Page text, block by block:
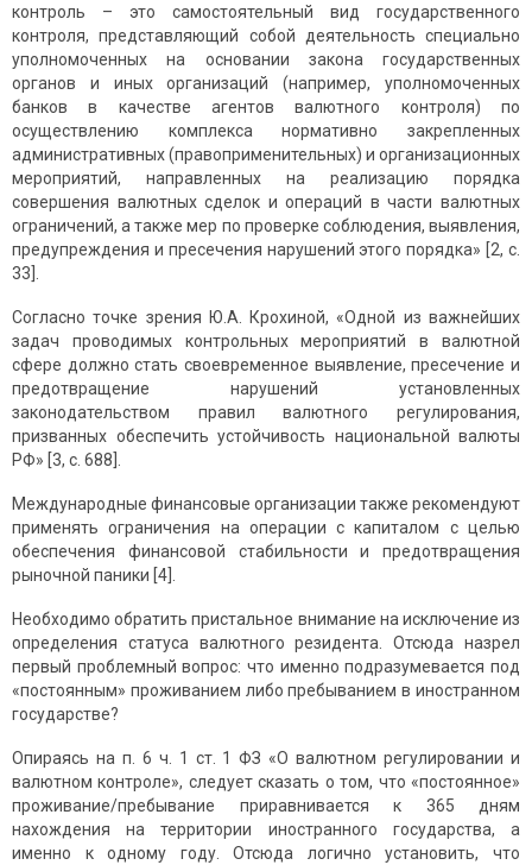
контроль – это самостоятельный вид государственного
контроля, представляющий собой деятельность специально
уполномоченных на основании закона государственных
органов и иных организаций (например, уполномоченных
банков в качестве агентов валютного контроля) по
осуществлению комплекса нормативно закрепленных
административных (правоприменительных) и организационных
мероприятий, направленных на реализацию порядка
совершения валютных сделок и операций в части валютных
ограничений, а также мер по проверке соблюдения, выявления,
предупреждения и пресечения нарушений этого порядка» [2, с.
33].
Согласно точке зрения Ю.А. Крохиной, «Одной из важнейших
задач проводимых контрольных мероприятий в валютной
сфере должно стать своевременное выявление, пресечение и
предотвращение нарушений установленных
законодательством правил валютного регулирования,
призванных обеспечить устойчивость национальной валюты
РФ» [3, с. 688].
Международные финансовые организации также рекомендуют
применять ограничения на операции с капиталом с целью
обеспечения финансовой стабильности и предотвращения
рыночной паники [4].
Необходимо обратить пристальное внимание на исключение из
определения статуса валютного резидента. Отсюда назрел
первый проблемный вопрос: что именно подразумевается под
«постоянным» проживанием либо пребыванием в иностранном
государстве?
Опираясь на п. 6 ч. 1 ст. 1 ФЗ «О валютном регулировании и
валютном контроле», следует сказать о том, что «постоянное»
проживание/пребывание приравнивается к 365 дням
нахождения на территории иностранного государства, а
именно к одному году. Отсюда логично установить, что